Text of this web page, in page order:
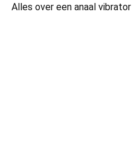
Alles over een anaal vibrator